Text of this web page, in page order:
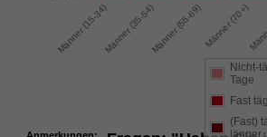
Nicht-
Tage
Fast
(Fast)
länger